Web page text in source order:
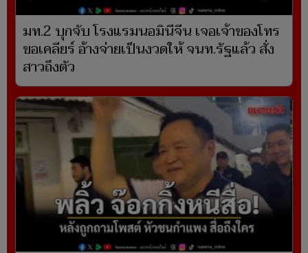
มท.2 บุกจับ โรงแรมนอมินีจีน เจอเจ้าของโทร
ขอเคลียร์ อ้างจ่ายเป็นงวดให้ จนท.รัฐแล้ว สั่ง
สาวถึงตัว